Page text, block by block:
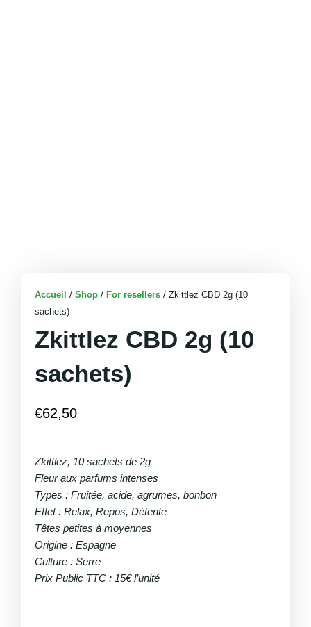
Accueil / Shop / For resellers / Zkittlez CBD 2g (10
sachets)
Zkittlez CBD 2g (10
sachets)
€62,50
Zkittlez, 10 sachets de 2g
Fleur aux parfums intenses
Types : Fruitée, acide, agrumes, bonbon
Effet : Relax, Repos, Détente
Têtes petites à moyennes
Origine : Espagne
Culture : Serre
Prix Public TTC : 15€ l’unité